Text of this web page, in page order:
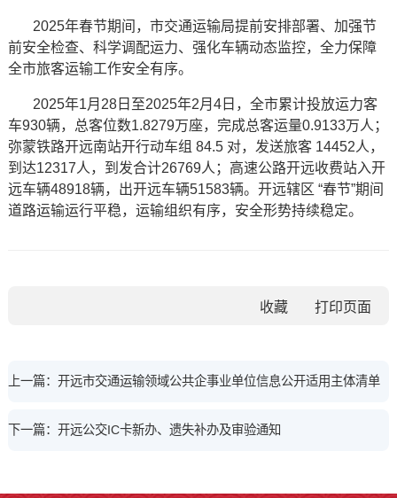
2025年春节期间，市交通运输局提前安排部署、加强节
前安全检查、科学调配运力、强化车辆动态监控，全力保障
全市旅客运输工作安全有序。
2025年1月28日至2025年2月4日，全市累计投放运力客
车930辆，总客位数1.8279万座，完成总客运量0.9133万人；
弥蒙铁路开远南站开行动车组 84.5 对，发送旅客 14452人，
到达12317人，到发合计26769人；高速公路开远收费站入开
远车辆48918辆，出开远车辆51583辆。开远辖区 “春节”期间
道路运输运行平稳，运输组织有序，安全形势持续稳定。
收藏
上一篇：开远市交通运输领域公共企事业单位信息公开适用主体清单
下一篇：开远公交IC卡新办、遗失补办及审验通知